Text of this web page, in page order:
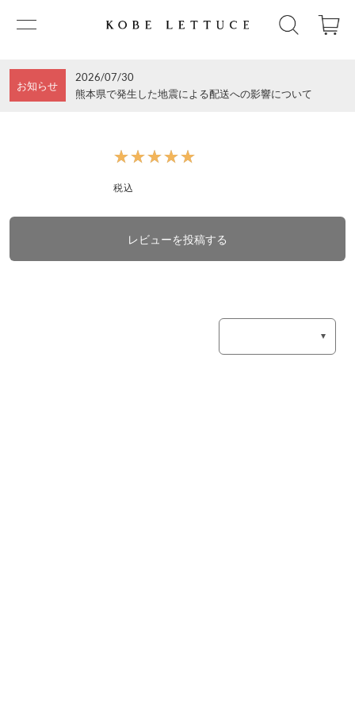
お知らせ
2026/07/30
熊本県で発生した地震による配送への影響について
★★★★★
★★★★★
税込
レビューを投稿する